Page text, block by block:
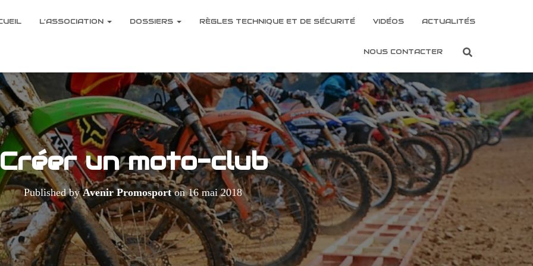
L’ASSOCIATION DOSSIERS RÈGLES TECHNIQUE ET DE SÉCURITÉ VIDÉOS ACTUALITÉS
NOUS CONTACTER
un moto-club
Published byAvenir Promosporton16 mai 2018